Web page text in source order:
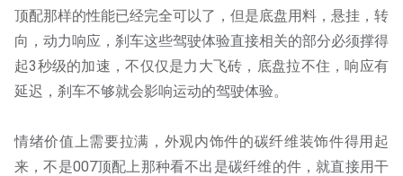
顶配那样的性能已经完全可以了，但是底盘用料，悬挂，转
向，动力响应，刹车这些驾驶体验直接相关的部分必须撑得
起3秒级的加速，不仅仅是力大飞砖，底盘拉不住，响应有
延迟，刹车不够就会影响运动的驾驶体验。
情绪价值上需要拉满，外观内饰件的碳纤维装饰件得用起
来，不是007顶配上那种看不出是碳纤维的件，就直接用干